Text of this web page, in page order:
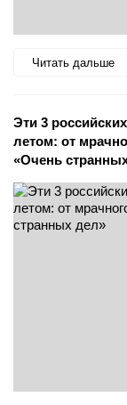
Читать дальше
Эти 3
летом: от
«Очень